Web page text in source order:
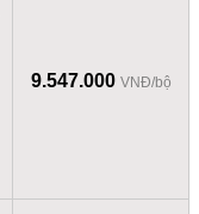
9.547.000 VNĐ/bộ